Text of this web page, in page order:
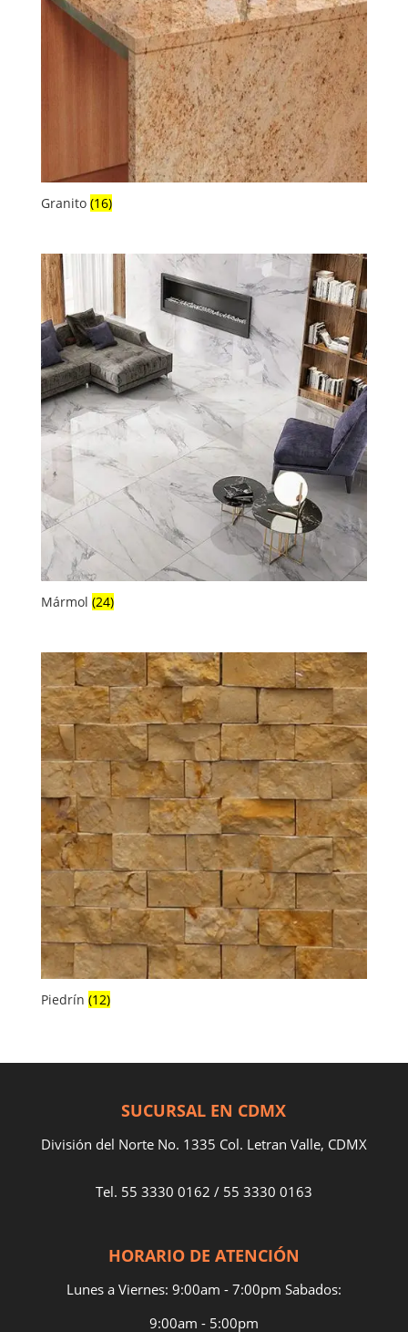
Granito (16)
Mármol (24)
Piedrín (12)
SUCURSAL EN CDMX
División del Norte No. 1335 Col. Letran Valle, CDMX
Tel. 55 3330 0162 / 55 3330 0163
HORARIO DE ATENCIÓN
Lunes a Viernes: 9:00am - 7:00pm Sabados:
9:00am - 5:00pm